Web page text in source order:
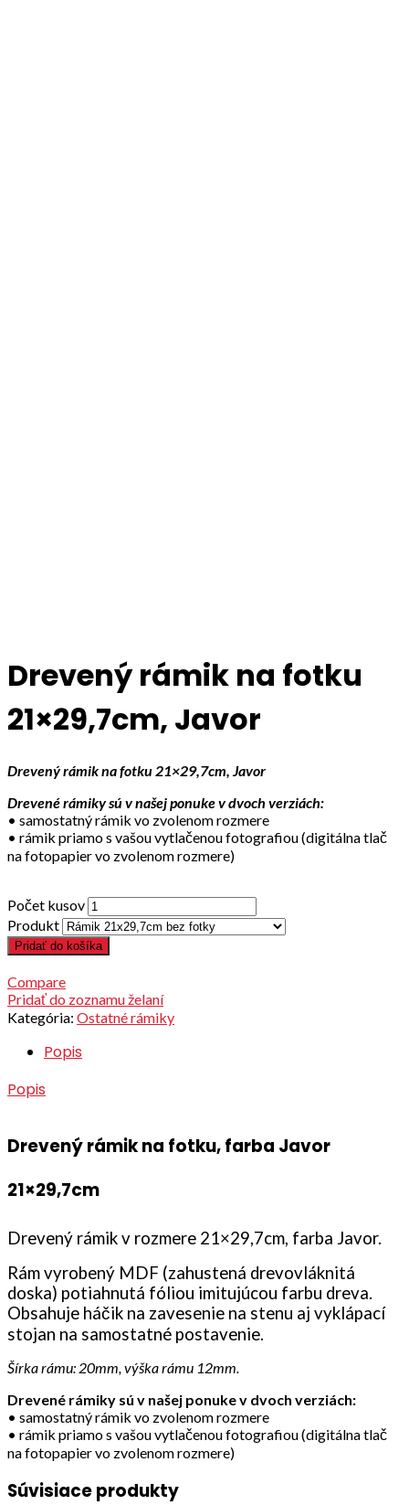
Drevený rámik na fotku
21×29,7cm, Javor
Drevený rámik na fotku 21×29,7cm, Javor
Drevené rámiky sú v našej ponuke v dvoch verziách:
• samostatný rámik vo zvolenom rozmere
• rámik priamo s vašou vytlačenou fotografiou (digitálna tlač
na fotopapier vo zvolenom rozmere)
Počet kusov
Produkt
Pridať do košíka
Compare
Pridať do zoznamu želaní
Kategória: Ostatné rámiky
Popis
Popis
Drevený rámik na fotku, farba Javor
21×29,7cm
Drevený rámik v rozmere 21×29,7cm, farba Javor.
Rám vyrobený MDF (zahustená drevovláknitá
doska) potiahnutá fóliou imitujúcou farbu dreva.
Obsahuje háčik na zavesenie na stenu aj vyklápací
stojan na samostatné postavenie.
Šírka rámu: 20mm, výška rámu 12mm.
Drevené rámiky sú v našej ponuke v dvoch verziách:
• samostatný rámik vo zvolenom rozmere
• rámik priamo s vašou vytlačenou fotografiou (digitálna tlač
na fotopapier vo zvolenom rozmere)
Súvisiace produkty